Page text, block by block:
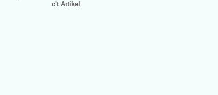
c't Artikel